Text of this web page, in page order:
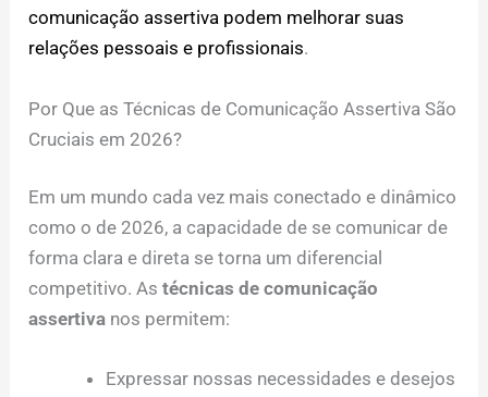
comunicação assertiva podem melhorar suas
relações pessoais e profissionais.
Por Que as Técnicas de Comunicação Assertiva São
Cruciais em 2026?
Em um mundo cada vez mais conectado e dinâmico
como o de 2026, a capacidade de se comunicar de
forma clara e direta se torna um diferencial
competitivo. Astécnicas de comunicação
assertiva nos permitem:
Expressar nossas necessidades e desejos